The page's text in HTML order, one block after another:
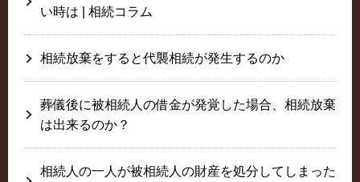
い時は | 相続コラム
相続放棄をすると代襲相続が発生するのか
葬儀後に被相続人の借金が発覚した場合、相続放棄
は出来るのか？
相続人の一人が被相続人の財産を処分してしまった